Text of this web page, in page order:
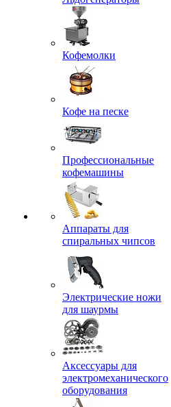
Кофемолки
Кофе на песке
Профессиональные
кофемашины
Аппараты для
спиральных чипсов
Электрические ножи
для шаурмы
Аксессуары для
электромеханического
оборудования